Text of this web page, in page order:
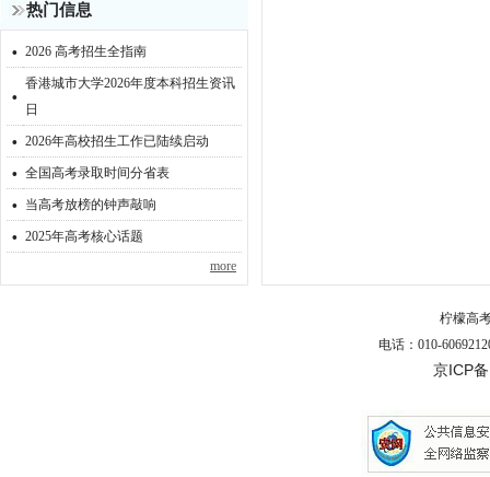
热门信息
· 2026 高考招生全指南
· 香港城市大学2026年度本科招生资讯
日
· 2026年高校招生工作已陆续启动
· 全国高考录取时间分省表
· 当高考放榜的钟声敲响
· 2025年高考核心话题
more
柠檬高
电话：010-
京ICP